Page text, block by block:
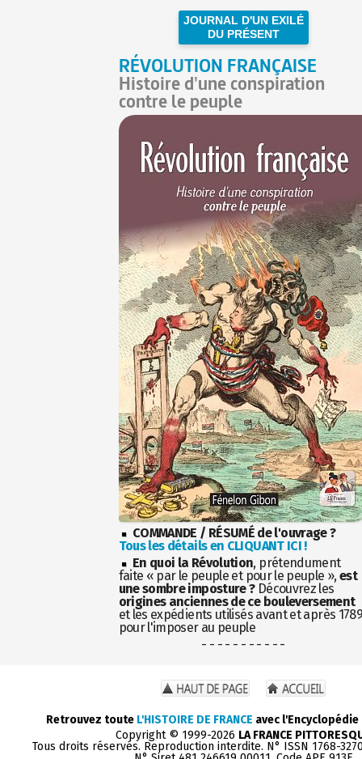
JOURNAL D'UN EXILÉ
DU PRÉSENT
RÉVOLUTION FRANÇAISE
Histoire d'une conspiration
contre le peuple
COMMANDE / RÉSUMÉ de l'ouvrage ?
Tous les détails en CLIQUANT ICI !
En quoi la Révolution, prétendument
faite « par le peuple et pour le peuple », est
une sombre imposture ?Découvrez les
origines anciennes de ce bouleversement
et les expédients utilisés avant et après
pour l'imposer au peuple
- - - - - - - - - - -
Retrouvez toute L'HISTOIRE DE FRANCE avec
Copyright © 1999-2026 LA FRANCE
Tous droits réservés. Reproduction interdite. N° ISSN 1768-